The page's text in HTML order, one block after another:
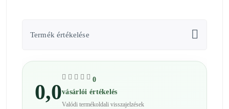
Termék értékelése
0,0
0
vásárlói értékelés
Valódi termékoldali visszajelzések